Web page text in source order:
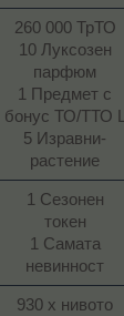
260 000 ТрТО
10 Луксозен
парфюм
1 Предмет с
бонус ТО/ТТО L
5 Изравни-
растение​
1 Сезонен
токен
1 Самата
невинност​
930 х нивото